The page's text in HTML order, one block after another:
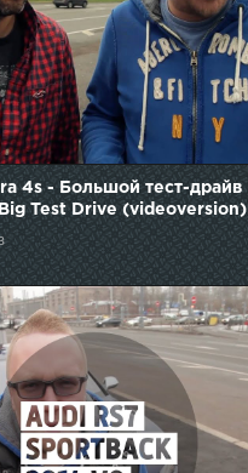
4s - Большой тест-драйв
Test Drive (videoversion)